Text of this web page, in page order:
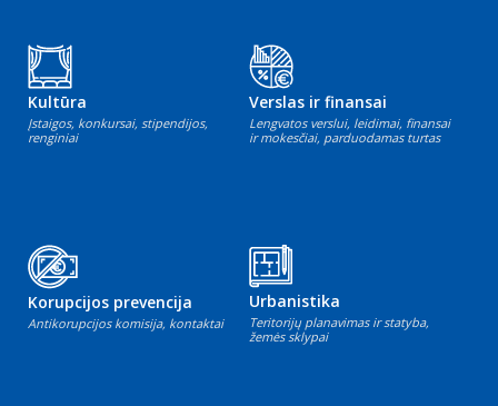
Kultūra
Įstaigos, konkursai, stipendijos,
renginiai
Verslas ir finansai
Lengvatos verslui, leidimai, finansai
ir mokesčiai, parduodamas turtas
Korupcijos prevencija
Antikorupcijos komisija, kontaktai
Urbanistika
Teritorijų planavimas ir statyba,
žemės sklypai